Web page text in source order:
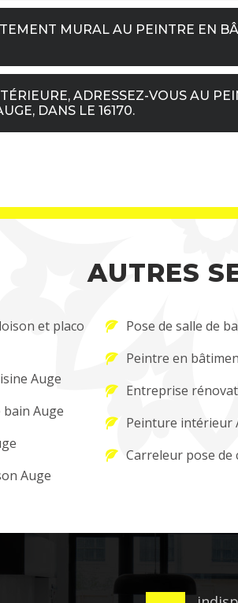
MURAL AU PEINTRE EN
ADRESSEZ-VOUS AU
DANS LE 16170.
AUTRES
et placo
Auge
bain Auge
Auge
Pose de salle de
Peintre en
Entreprise
Peinture intérieur
Carreleur pose de